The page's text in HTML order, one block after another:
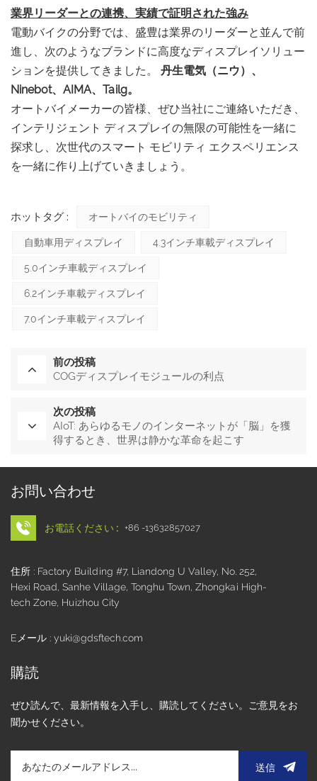
業界リーダーとの連携、実績で証明された強み
電動バイクの分野では、盛豊は業界のリーダーと並んで前
進し、次のようなブランドに高度なディスプレイソリュー
ションを提供してきました。
丹生電気（ニウ）、
Ninebot、AIMA、Tailg。
オートバイメーカーの皆様、ぜひ当社にご連絡いただき、
インテリジェント ディスプレイの無限の可能性を一緒に
探求し、次世代のスマート モビリティ エクスペリエンス
を一緒に作り上げていきましょう。
ホットタグ : オートバイのモビリティ
自動車用ディスプレイ 4.3インチ車載ディスプレイ
5.0インチ車載ディスプレイ
6.2インチ車載ディスプレイ
7.0インチ車載ディスプレイ
前の投稿
COGディスプレイモジュールの利点
次の投稿
AIoT: あらゆるモノのインターネットが「脳」を獲
得するとき、世界は静かな革命を起こす
お問い合わせ
お電話ください : +86 -13632857027
住所 : Factory Building #7, Liandong U Valley, No. 252,
Hexi Road, Sanhe Village, Tonghu Town, Zhongkai High-
tech Zone, Huizhou City
Eメール : yuki@gdsftech.com
購読
ぜひ読んで、最新情報を入手し、購読してください。ご意見をお
聞かせください。
送信